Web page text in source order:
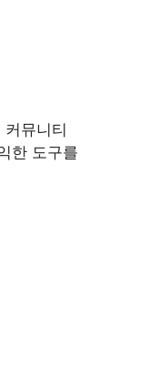
뮤니티
한 도구를